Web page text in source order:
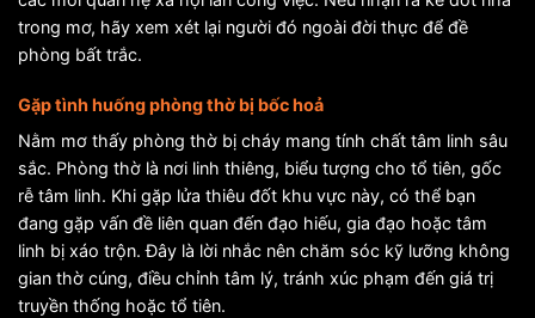
trong mơ, hãy xem xét lại người đó ngoài đời thực để đề
phòng bất trắc.
Gặp tình huống phòng thờ bị bốc hoả
Nằm mơ thấy phòng thờ bị cháy mang tính chất tâm linh sâu
sắc. Phòng thờ là nơi linh thiêng, biểu tượng cho tổ tiên, gốc
rễ tâm linh. Khi gặp lửa thiêu đốt khu vực này, có thể bạn
đang gặp vấn đề liên quan đến đạo hiếu, gia đạo hoặc tâm
linh bị xáo trộn. Đây là lời nhắc nên chăm sóc kỹ lưỡng không
gian thờ cúng, điều chỉnh tâm lý, tránh xúc phạm đến giá trị
truyền thống hoặc tổ tiên.